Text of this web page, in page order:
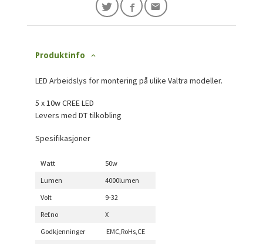
Produktinfo
LED Arbeidslys for montering på ulike Valtra modeller.
5 x 10w CREE LED
Levers med DT tilkobling
Spesifikasjoner
Watt
50w
Lumen
4000lumen
Volt
9-32
Ref.no
X
Godkjenninger
EMC,RoHs,CE